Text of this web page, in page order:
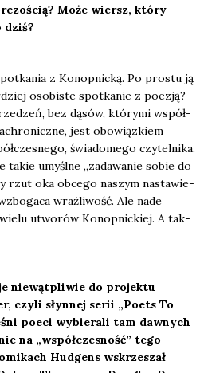
Może wiersz, któ­ry
dziś?
z Konop­nic­ką. Po pro­stu ją
oso­bi­ste spo­tka­nie z poezją?
bez dąsów, któ­ry­mi współ­
jest obo­wiąz­kiem
świa­do­me­go czy­tel­ni­ka.
takie umyśl­ne „zada­wa­nie sobie do
rzut oka obce­go naszym nasta­wie­
wraż­li­wość. Ale nade
utwo­rów Konop­nic­kiej. A tak­
nie­wąt­pli­wie do pro­jek­tu
czy­li słyn­nej serii „Poets To
poeci wybie­ra­li tam daw­nych
na „współ­cze­sność” tego
Hud­gens wskrze­szał